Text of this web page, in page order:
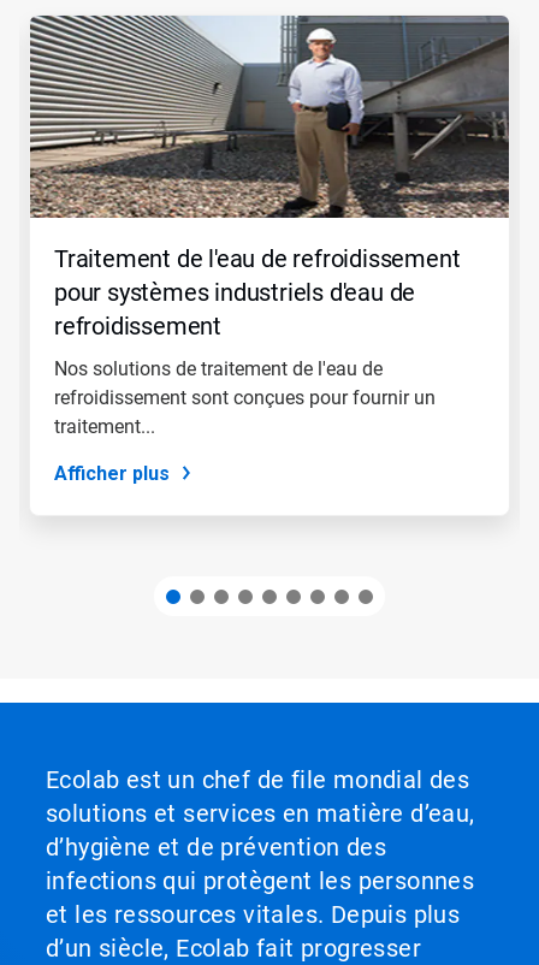
Ceci
est
un
carrousel.
Utilisez
les
boutons
Suivant
et
Précédent
naviguer
sautez
diapositive
utilisant
points
navigation.
Traitement de l'eau de refroidissement
pour systèmes industriels d'eau de
refroidissement
Nos solutions de traitement de l'eau de
refroidissement sont conçues pour fournir un
traitement...
Afficher plus
Ecolab est un chef de file mondial des
solutions et services en matière d’eau,
d’hygiène et de prévention des
infections qui protègent les personnes
et les ressources vitales. Depuis plus
d’un siècle, Ecolab fait progresser